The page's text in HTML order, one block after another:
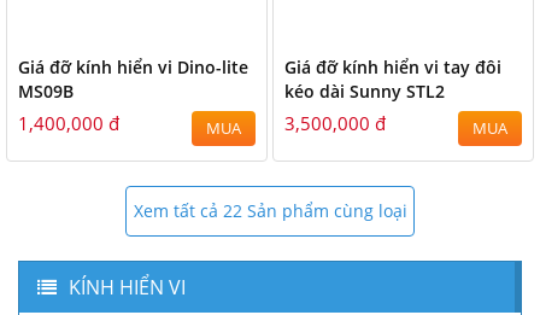
Giá đỡ kính hiển vi Dino-lite
MS09B
1,400,000 đ MUA
Giá đỡ kính hiển vi tay đôi
kéo dài Sunny STL2
3,500,000 đ MUA
Xem tất cả 22 Sản phẩm cùng loại
KÍNH HIỂN VI